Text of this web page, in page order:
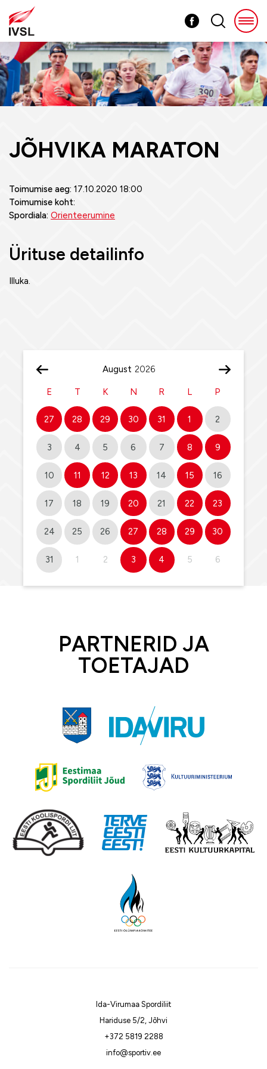
August
E T K N R L P
27 28 29 30 31 1 2
3 4 5 6 7 8 9
10 11 12 13 14 15 16
17 18 19 20 21 22 23
24 25 26 27 28 29 30
31 1 2 3 4 5 6
JÕHVIKA MARATON
Toimumise aeg: 17.10.2020 18:00
Toimumise koht:
Spordiala: Orienteerumine
Ürituse detailinfo
Illuka.
PARTNERID JA
TOETAJAD
Ida-Virumaa Spordiliit
Hariduse 5/2, Jõhvi
+372 5819 2288
info@sportiv.ee